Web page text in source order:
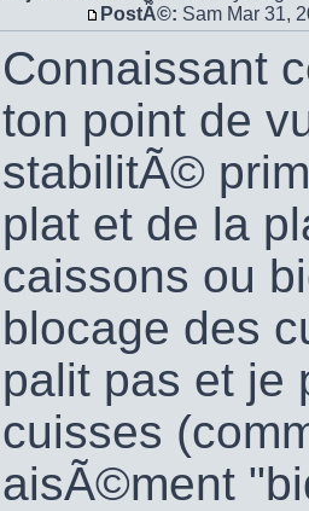
PostÃ©: Sam Mar 31,
Connaissant
ton point de
stabilitÃ©
plat et de la
caissons ou
blocage des
palit pas et je
cuisses
aisÃ©ment